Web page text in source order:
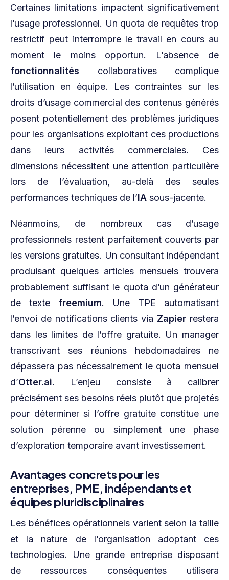
Certaines limitations impactent significativement
l’usage professionnel. Un quota de requêtes trop
restrictif peut interrompre le travail en cours au
moment le moins opportun. L’absence de
fonctionnalités collaboratives complique
l’utilisation en équipe. Les contraintes sur les
droits d’usage commercial des contenus générés
posent potentiellement des problèmes juridiques
pour les organisations exploitant ces productions
dans leurs activités commerciales. Ces
dimensions nécessitent une attention particulière
lors de l’évaluation, au-delà des seules
performances techniques de l’IA sous-jacente.
Néanmoins, de nombreux cas d’usage
professionnels restent parfaitement couverts par
les versions gratuites. Un consultant indépendant
produisant quelques articles mensuels trouvera
probablement suffisant le quota d’un générateur
de texte freemium. Une TPE automatisant
l’envoi de notifications clients via Zapier restera
dans les limites de l’offre gratuite. Un manager
transcrivant ses réunions hebdomadaires ne
dépassera pas nécessairement le quota mensuel
d’Otter.ai. L’enjeu consiste à calibrer
précisément ses besoins réels plutôt que projetés
pour déterminer si l’offre gratuite constitue une
solution pérenne ou simplement une phase
d’exploration temporaire avant investissement.
Avantages concrets pour les
entreprises, PME, indépendants et
équipes pluridisciplinaires
Les bénéfices opérationnels varient selon la taille
et la nature de l’organisation adoptant ces
technologies. Une grande entreprise disposant
de ressources conséquentes utilisera